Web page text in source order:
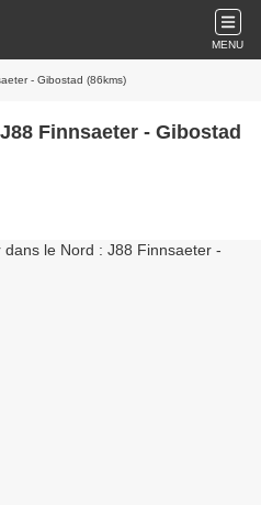
MENU
- Gibostad (86kms)
Finnsaeter - Gibostad